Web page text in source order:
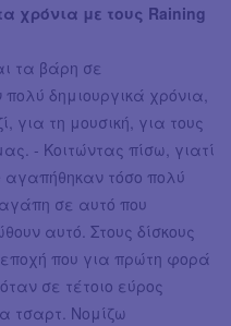
χρόνια με τους Raining
τα βάρη σε
δημιουργικά χρόνια,
τη μουσική, για τους
- Κοιτώντας πίσω, γιατί
αγαπήθηκαν τόσο πολύ
σε αυτό που
αυτό. Στους δίσκους
που για πρώτη φορά
σε τέτοιο εύρος
τσαρτ. Νομίζω